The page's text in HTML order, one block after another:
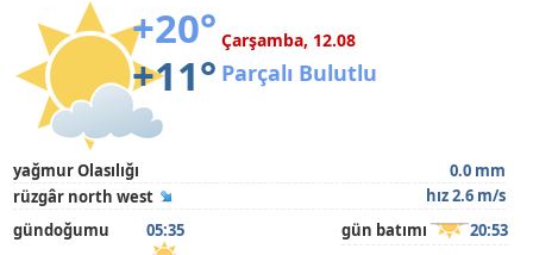
+20°
+11°
Çarşamba, 12.08
Parçalı Bulutlu
yağmur Olasılığı
0.0 mm
rüzgâr north west
hız 2.6 m/s
gündoğumu
05:35 gün batımı 20:53